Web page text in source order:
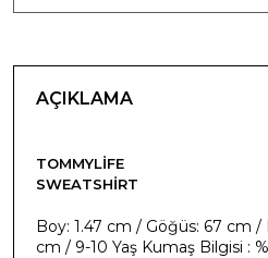
AÇIKLAMA
TOMMYLIFE
SWEATSHIRT
Boy: 1.47 cm / Göğüs: 67 cm
cm / 9-10 Yaş Kumaş Bilgisi :